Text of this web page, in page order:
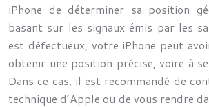
iPhone de déterminer sa position
basant sur les signaux émis par les
est défectueux, votre iPhone peut
obtenir une position précise, voire à
Dans ce cas, il est recommandé de
technique d’Apple ou de vous rendre